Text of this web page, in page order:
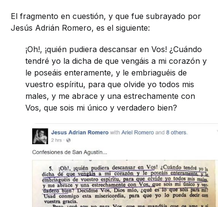
El fragmento en cuestión, y que fue subrayado por
Jesús Adrián Romero, es el siguiente:
¡Oh!, ¡quién pudiera descansar en Vos! ¿Cuándo
tendré yo la dicha de que vengáis a mi corazón y
le poseáis enteramente, y le embriaguéis de
vuestro espíritu, para que olvide yo todos mis
males, y me abrace y una estrechamente con
Vos, que sois mi único y verdadero bien?